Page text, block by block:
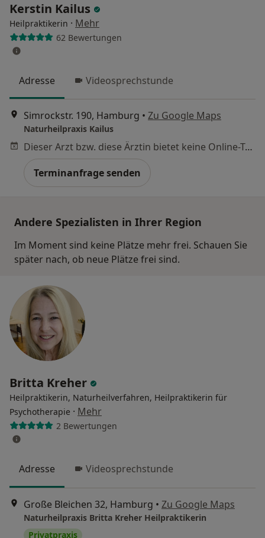
Kerstin Kailus
Heilpraktikerin · Mehr
62 Bewertungen
Adresse Videosprechstunde
Simrockstr. 190, Hamburg • Zu Google Maps
Naturheilpraxis Kailus
Dieser Arzt bzw. diese Ärztin bietet keine Online-Terminbuchung an diesem Standort an.
Terminanfrage senden
Andere Spezialisten in Ihrer Region
Im Moment sind keine Plätze mehr frei. Schauen Sie
später nach, ob neue Plätze frei sind.
Britta Kreher
Heilpraktikerin, Naturheilverfahren, Heilpraktikerin für
Psychotherapie · Mehr
2 Bewertungen
Adresse Videosprechstunde
Große Bleichen 32, Hamburg • Zu Google Maps
Naturheilpraxis Britta Kreher Heilpraktikerin
Privatpraxis